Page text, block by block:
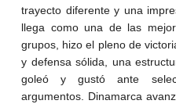
trayecto diferente y una
llega como una de las
grupos, hizo el pleno de
y defensa sólida, una
goleó y gustó ante
argumentos. Dinamarca